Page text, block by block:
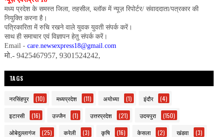
मध्य प्रदेश के समस्त जिला, तहसील, ब्लॉक में न्यूज़ रिपोर्टर/ संवाददाता/पत्रकार की
नियुक्ति करना है।
पत्रिकारिता में रुचि रखने वाले युवक युवती संपर्क करें।
साथ ही समाचार एवं विज्ञापन हेतु संपर्क करें।
Email - care.newsexpress18@gmail.com
मो.- 9425467957, 9301524242,
TAGS
नरसिंहपुर (10) मध्यप्रदेश (11) अयोध्या (1) इंदौर (4)
इटारसी (16) उज्जैन (1) उत्तरप्रदेश (21) उदयपुरा (150)
ओबेदुल्लागंज (25) करेली (3) कृषि (16) केसला (2) खंडवा (3)